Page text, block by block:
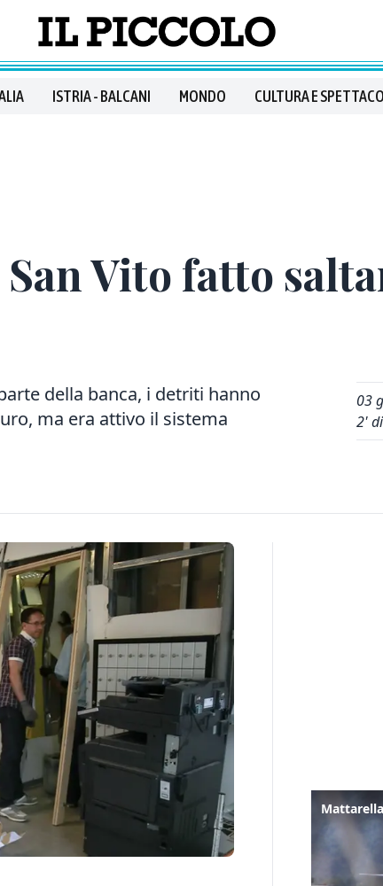
ISTRIA - BALCANI MONDO CULTURA E
Vito fatto
della banca, i detriti hanno
ma era attivo il sistema
03
2'